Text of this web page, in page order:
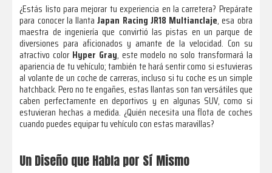
¿Estás listo para mejorar tu experiencia en la carretera? Prepárate
para conocer la llantaJapan Racing JR18 Multianclaje, esa obra
maestra de ingeniería que convirtió las pistas en un parque de
diversiones para aficionados y amante de la velocidad. Con su
atractivo color Hyper Gray, este modelo no solo transformará la
apariencia de tu vehículo; también te hará sentir como si estuvieras
al volante de un coche de carreras, incluso si tu coche es un simple
hatchback. Pero no te engañes, estas llantas son tan versátiles que
caben perfectamente en deportivos y en algunas SUV, como si
estuvieran hechas a medida. ¿Quién necesita una flota de coches
cuando puedes equipar tu vehículo con estas maravillas?
Un Diseño que Habla por Sí Mismo